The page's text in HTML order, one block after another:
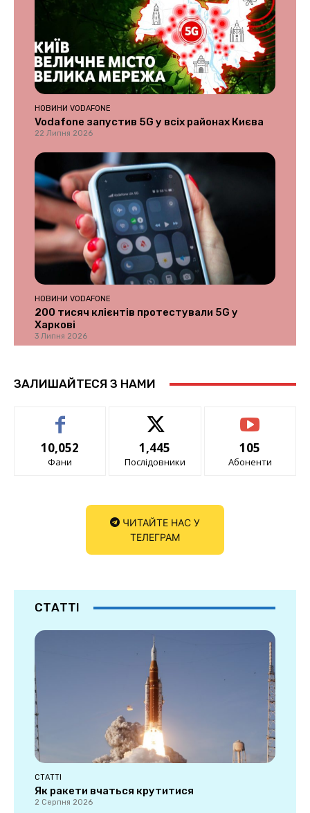
НОВИНИ VODAFONE
Vodafone запустив 5G у всіх районах Києва
22 Липня 2026
НОВИНИ VODAFONE
200 тисяч клієнтів протестували 5G у
Харкові
3 Липня 2026
ЗАЛИШАЙТЕСЯ З НАМИ
10,052
Фани
1,445
Послідовники
105
Абоненти
ЧИТАЙТЕ НАС У
ТЕЛЕГРАМ
СТАТТІ
СТАТТІ
Як ракети вчаться крутитися
2 Серпня 2026